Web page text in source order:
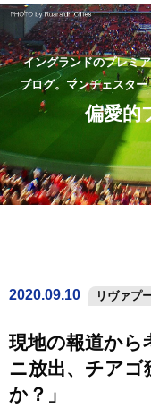
イングランドのプレミ
ブログ。マンチェスタ
偏愛的
2020.09.10 リヴァプ
現地の報道か
ニ放出、チア
か？」